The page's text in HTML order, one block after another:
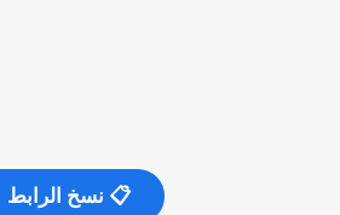
📋 نسخ الرابط